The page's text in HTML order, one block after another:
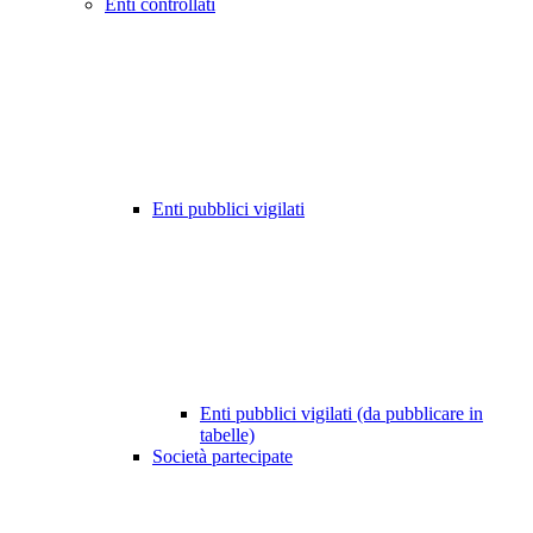
Enti controllati
Enti pubblici vigilati
Enti pubblici vigilati (da pubblicare in
tabelle)
Società partecipate